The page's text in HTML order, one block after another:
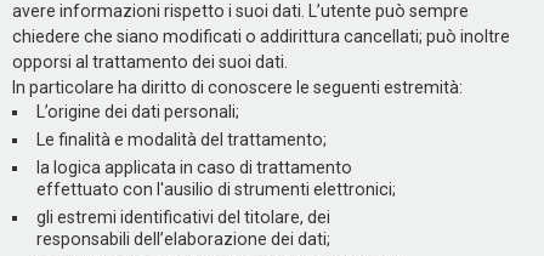
avere informazioni rispetto i suoi dati. L’utente può sempre
chiedere che siano modificati o addirittura cancellati; può inoltre
opporsi al trattamento dei suoi dati.
In particolare ha diritto di conoscere le seguenti estremità:
L’origine dei dati personali;
Le finalità e modalità del trattamento;
la logica applicata in caso di trattamento
effettuato con l'ausilio di strumenti elettronici;
gli estremi identificativi del titolare, dei
responsabili dell’elaborazione dei dati;